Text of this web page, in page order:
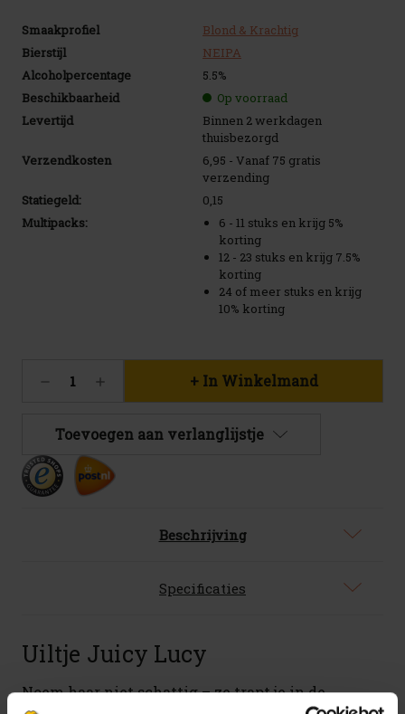
Smaakprofiel
Blond & Krachtig
Bierstijl
NEIPA
Alcoholpercentage
5.5%
Beschikbaarheid
Op voorraad
Levertijd
Binnen 2 werkdagen
thuisbezorgd
Verzendkosten
6,95 - Vanaf 75 gratis
verzending
Statiegeld:
0,15
Multipacks:
6 - 11 stuks en krijg 5%
korting
12 - 23 stuks en krijg 7.5%
korting
24 of meer stuks en krijg
10% korting
voorraad:
Hoeveelheid
Juicy
Lucy
blik
33cl
Hoeveelheid
Juicy
blik
33cl
Toevoegen aan verlanglijstje
Beschrijving
Specificaties
Uiltje Juicy Lucy
Noem haar niet schattig – ze trapt je in de